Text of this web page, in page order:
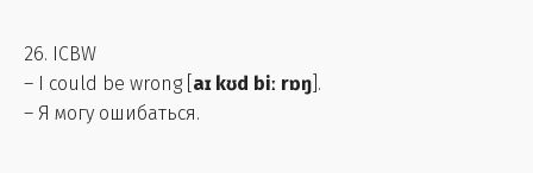
26. ICBW
– I could be wrong [ aɪ kʊd biː rɒŋ ].
– Я могу ошибаться.